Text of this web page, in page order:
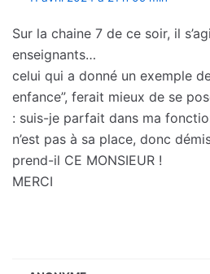
Sur la chaine 7 de ce soir, il
enseignants…
celui qui a donné un exemple
enfance”, ferait mieux de se
: suis-je parfait dans ma
n’est pas à sa place, donc
prend-il CE MONSIEUR !
MERCI